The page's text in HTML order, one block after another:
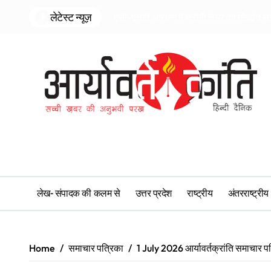
लेटेस्ट न्यूज़
लेख- संपादक की कलम से उत्तर प्रदेश राष्ट्रीय अंतरराष्ट्रीय
Home समाचार पत्रिका 1 July 2026 आर्यावर्तक्रांति समाचार